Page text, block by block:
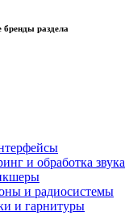
раздела
и обработка звука
и радиосистемы
и гарнитуры